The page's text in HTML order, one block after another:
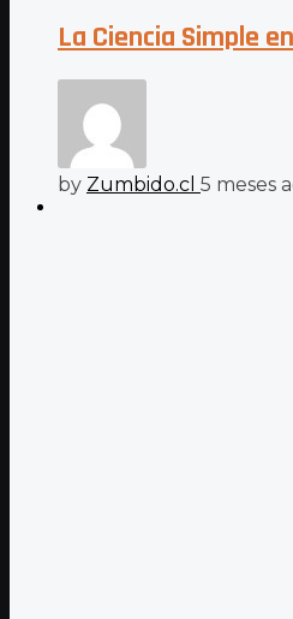
La Ciencia Simple
by Zumbido.cl 5 meses